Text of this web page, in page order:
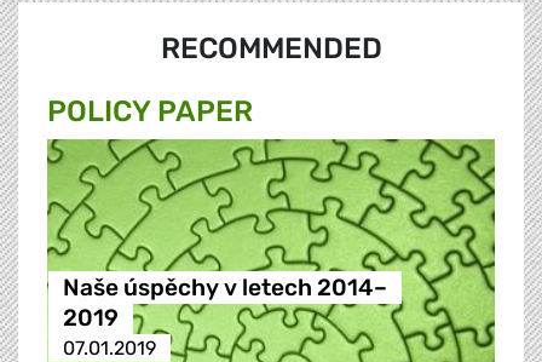
RECOMMENDED
POLICY PAPER
Naše úspěchy v letech 2014–
2019
07.01.2019